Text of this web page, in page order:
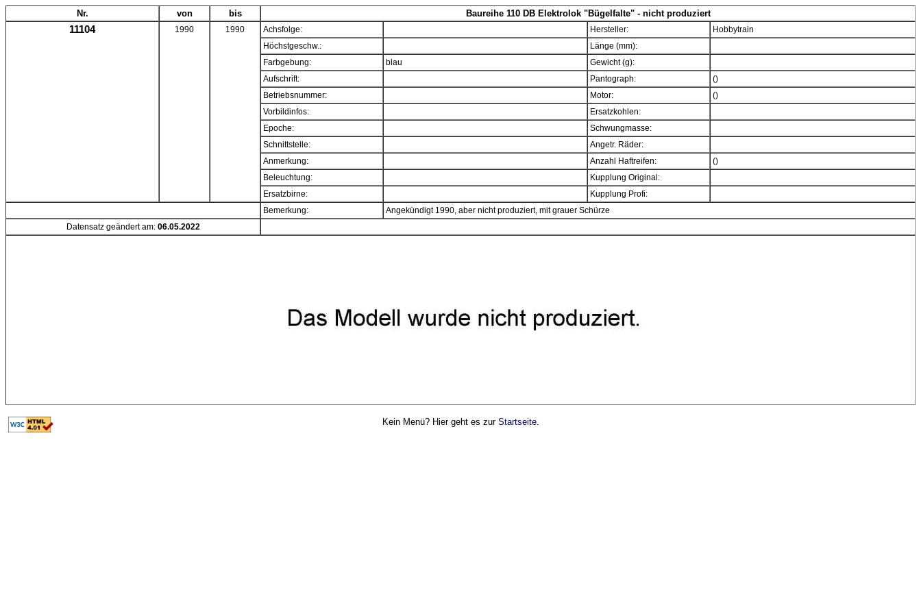
Nr. von bis Baureihe 110 DB Elektrolok "Bügelfalte" - nicht produziert
11104 1990 1990 Achsfolge: Hersteller:
Hobbytrain
Höchstgeschw.:
Länge (mm):
Farbgebung:
blau
Gewicht (g):
Aufschrift:
Pantograph:
()
Betriebsnummer:
Motor:
()
Vorbildinfos:
Ersatzkohlen:
Epoche:
Schwungmasse:
Schnittstelle:
Angetr. Räder:
Anmerkung:
Anzahl Haftreifen:
()
Beleuchtung:
Kupplung Original:
Ersatzbirne:
Kupplung Profi:
Bemerkung:
Angekündigt 1990, aber nicht produziert, mit grauer Schürze
Datensatz geändert am: 06.05.2022
Kein Menü? Hier geht es zur Startseite.